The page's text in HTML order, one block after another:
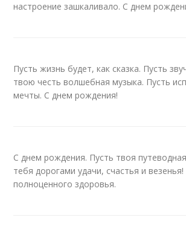
настроение зашкаливало. С днем
Пусть жизнь будет, как сказка. Пусть
твою честь волшебная музыка. Пусть
мечты. С днем рождения!
С днем рождения. Пусть твоя
тебя дорогами удачи, счастья и
полноценного здоровья.